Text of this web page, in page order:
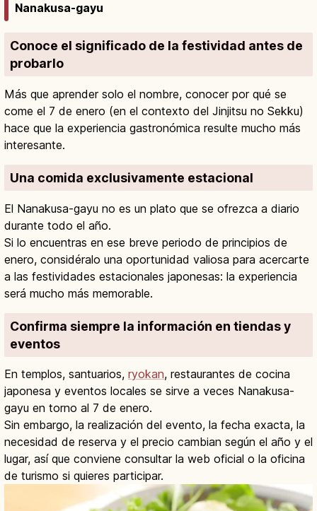
Nanakusa-gayu
Conoce el significado de la festividad antes de
probarlo
Más que aprender solo el nombre, conocer por qué se
come el 7 de enero (en el contexto del Jinjitsu no Sekku)
hace que la experiencia gastronómica resulte mucho más
interesante.
Una comida exclusivamente estacional
El Nanakusa-gayu no es un plato que se ofrezca a diario
durante todo el año.
Si lo encuentras en ese breve periodo de principios de
enero, considéralo una oportunidad valiosa para acercarte
a las festividades estacionales japonesas: la experiencia
será mucho más memorable.
Confirma siempre la información en tiendas y
eventos
En templos, santuarios, ryokan, restaurantes de cocina
japonesa y eventos locales se sirve a veces Nanakusa-
gayu en torno al 7 de enero.
Sin embargo, la realización del evento, la fecha exacta, la
necesidad de reserva y el precio cambian según el año y el
lugar, así que conviene consultar la web oficial o la oficina
de turismo si quieres participar.